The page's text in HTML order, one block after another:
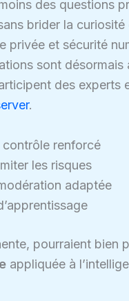
des questions
brider la curiosité
privée et sécurité
sont
des experts
.
renforcé
les risques
adaptée
pourraient bien
appliquée à